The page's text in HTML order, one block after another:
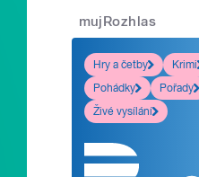
mujRozhlas
Hry a četby
Krimi
Pohádky
Pořady
Živé vysílání